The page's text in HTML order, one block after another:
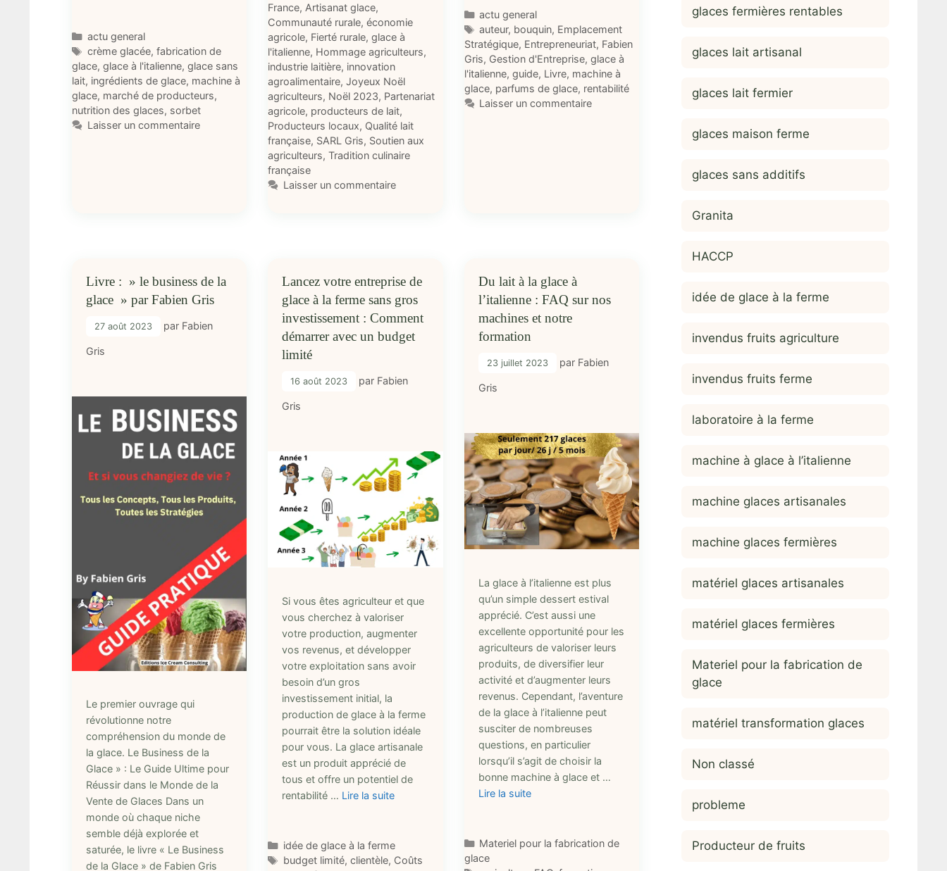
Catégories
actu general
Étiquettes
crème glacée, fabrication de
glace, glace à l'italienne, glace sans
lait, ingrédients de glace, machine à
glace, marché de producteurs,
nutrition des glaces, sorbet
Laisser un commentaire
France, Artisanat glace,
Communauté rurale,économie
agricole, Fierté rurale,glace à
l'italienne, Hommage agriculteurs,
industrie laitière, innovation
agroalimentaire,Joyeux Noël
agriculteurs, Noël 2023, Partenariat
agricole, producteurs de lait,
Producteurs locaux, Qualité lait
française, SARL Gris, Soutien aux
agriculteurs,Tradition culinaire
française
Laisser un commentaire
Catégories
actu general
Étiquettes
auteur, bouquin, Emplacement
Stratégique, Entrepreneuriat, Fabien
Gris, Gestion d'Entreprise, glace à
l'italienne, guide, Livre, machine à
glace, parfums de glace, rentabilité
Laisser un commentaire
Livre : » le business de la
glace » par Fabien Gris
27 août 2023 par Fabien
Gris
Le premier ouvrage qui
révolutionne notre
compréhension du monde de
la glace. Le Business de la
Glace » : Le Guide Ultime pour
Réussir dans le Monde de la
Vente de Glaces Dans un
monde où chaque niche
semble déjà explorée et
saturée, le livre « Le Business
de la Glace » de Fabien Gris
Lancez votre entreprise de
glace à la ferme sans gros
investissement : Comment
démarrer avec un budget
limité
16 août 2023 par Fabien
Gris
Si vous êtes agriculteur et que
vous cherchez à valoriser
votre production, augmenter
vos revenus, et développer
votre exploitation sans avoir
besoin d’un gros
investissement initial, la
production de glace à la ferme
pourrait être la solution idéale
pour vous. La glace artisanale
est un produit apprécié de
tous et offre un potentiel de
rentabilité … Lire la suite
Catégories
idée de glace à la ferme
Étiquettes
budget limité, clientèle, Coûts
Du lait à la glace à
l’italienne : FAQ sur nos
machines et notre
formation
23 juillet 2023 par Fabien
Gris
La glace à l’italienne est plus
qu’un simple dessert estival
apprécié. C’est aussi une
excellente opportunité pour les
agriculteurs de valoriser leurs
produits, de diversifier leur
activité et d’augmenter leurs
revenus. Cependant, l’aventure
de la glace à l’italienne peut
susciter de nombreuses
questions, en particulier
lorsqu’il s’agit de choisir la
bonne machine à glace et …
Lire la suite
Catégories
Materiel pour la fabrication de
glace
glaces fermières rentables
glaces lait artisanal
glaces lait fermier
glaces maison ferme
glaces sans additifs
Granita
HACCP
idée de glace à la ferme
invendus fruits agriculture
invendus fruits ferme
laboratoire à la ferme
machine à glace à l’italienne
machine glaces artisanales
machine glaces fermières
matériel glaces artisanales
matériel glaces fermières
Materiel pour la fabrication de
glace
matériel transformation glaces
Non classé
probleme
Producteur de fruits